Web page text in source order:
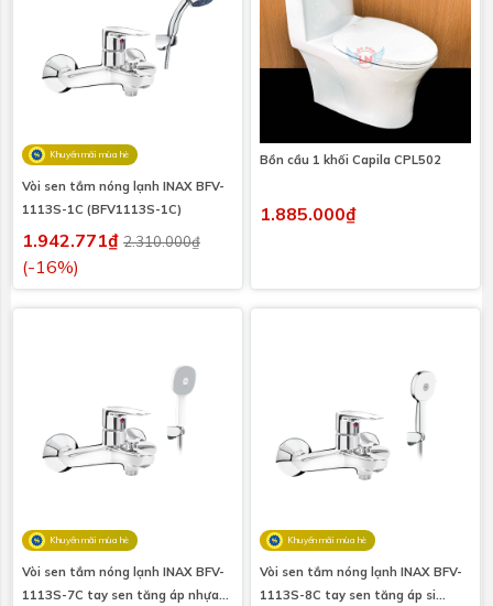
Khuyến mãi mùa hè
Vòi sen tắm nóng lạnh INAX BFV-
1113S-1C (BFV1113S-1C)
1.942.771₫ 2.310.000₫
(-16%)
Bồn cầu 1 khối Capila CPL502
1.885.000₫
Khuyến mãi mùa hè
Vòi sen tắm nóng lạnh INAX BFV-
1113S-7C tay sen tăng áp nhựa
Khuyến mãi mùa hè
Vòi sen tắm nóng lạnh INAX BFV-
1113S-8C tay sen tăng áp si